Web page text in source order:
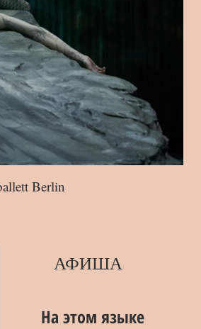
Berlin
АФИША
На этом языке